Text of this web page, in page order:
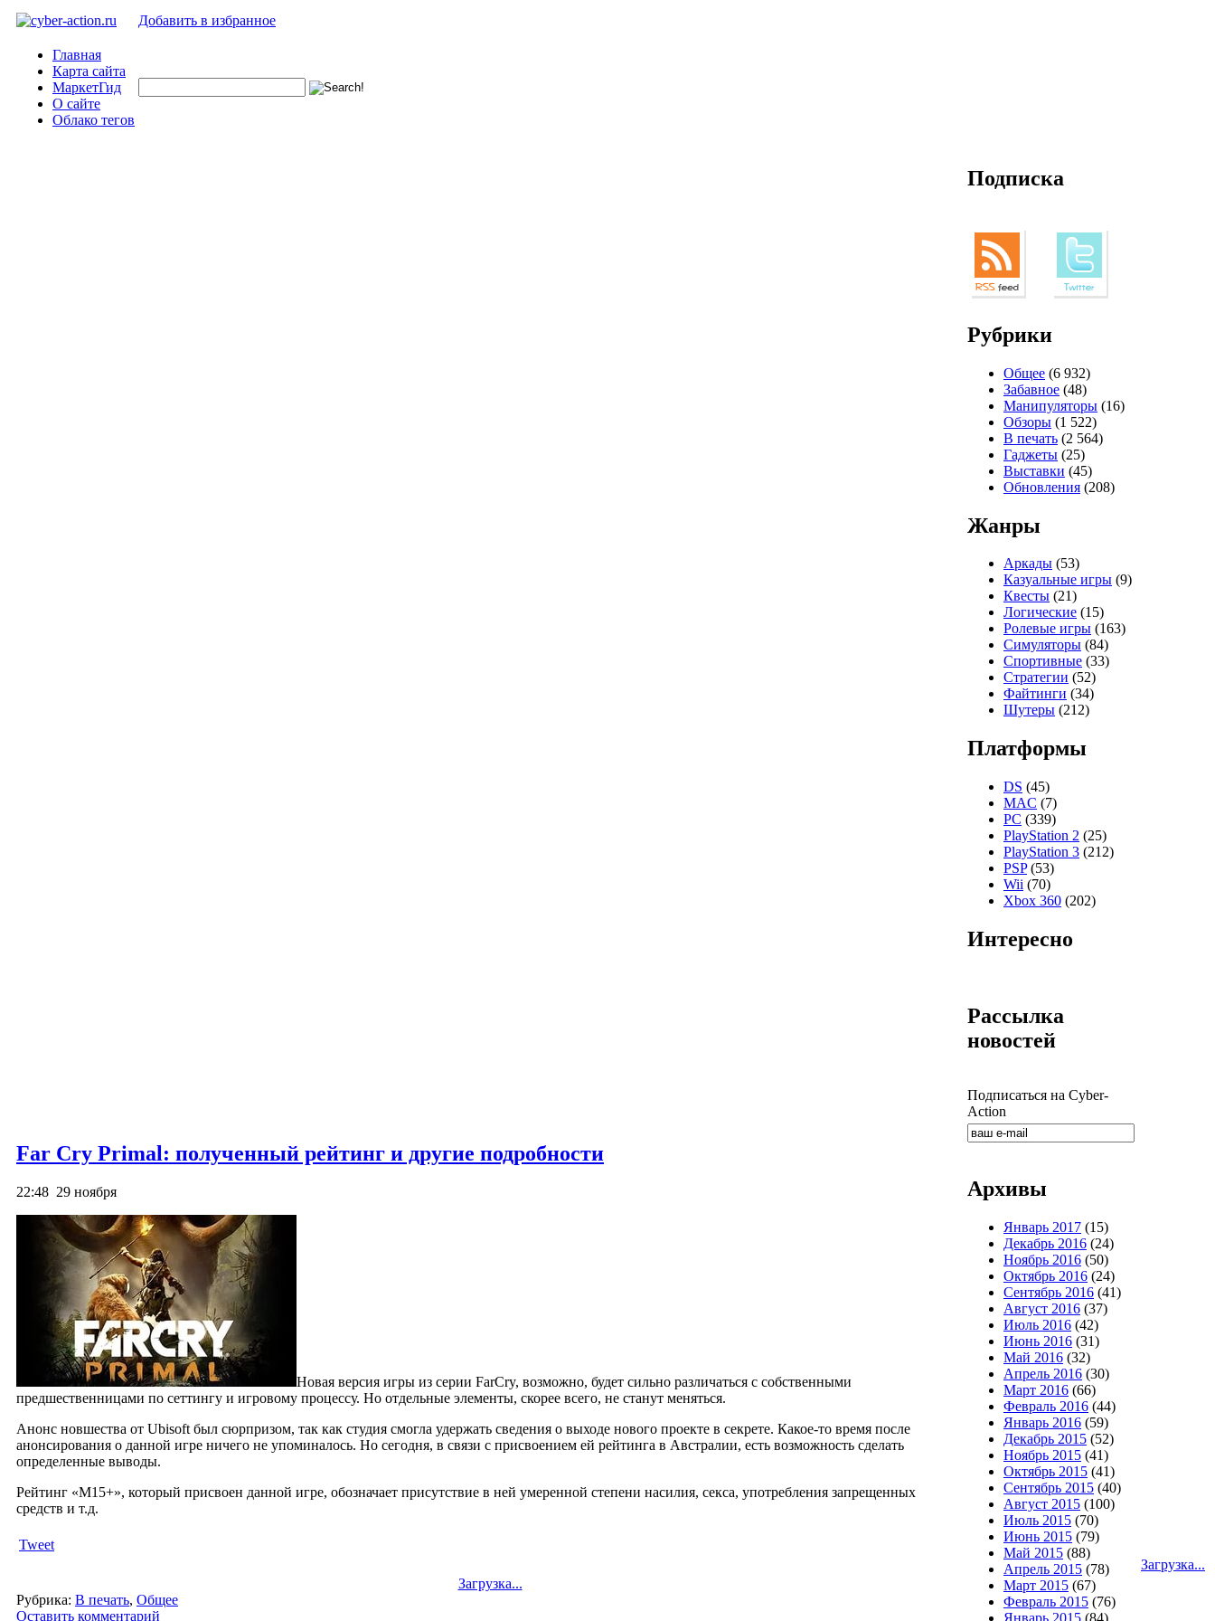
Добавить в избранное
Главная
Карта сайта
МаркетГид
О сайте
Облако тегов
Far Cry Primal: полученный рейтинг и другие подробности
22:48 29 ноября
Новая версия игры из серии FarCry, возможно, будет сильно различаться с собственными
предшественницами по сеттингу и игровому процессу. Но отдельные элементы, скорее всего, не станут меняться.
Анонс новшества от Ubisoft был сюрпризом, так как студия смогла удержать сведения о выходе нового проекте в секрете. Какое-то время после
анонсирования о данной игре ничего не упоминалось. Но сегодня, в связи с присвоением ей рейтинга в Австралии, есть возможность сделать
определенные выводы.
Рейтинг «M15+», который присвоен данной игре, обозначает присутствие в ней умеренной степени насилия, секса, употребления запрещенных
средств и т.д.
Tweet
Загрузка...
Рубрика: В печать, Общее
Оставить комментарий
Подписка
Рубрики
Общее (6 932)
Забавное (48)
Манипуляторы (16)
Обзоры (1 522)
В печать (2 564)
Гаджеты (25)
Выставки (45)
Обновления (208)
Жанры
Аркады (53)
Казуальные игры (9)
Квесты (21)
Логические (15)
Ролевые игры (163)
Симуляторы (84)
Спортивные (33)
Стратегии (52)
Файтинги (34)
Шутеры (212)
Платформы
DS (45)
MAC (7)
PC (339)
PlayStation 2 (25)
PlayStation 3 (212)
PSP(53)
Wii (70)
Xbox 360 (202)
Интересно
Рассылка
новостей
Подписаться на Cyber-
Action
Архивы
Январь 2017 (15)
Декабрь 2016 (24)
Ноябрь 2016 (50)
Октябрь 2016 (24)
Сентябрь 2016 (41)
Август 2016 (37)
Июль 2016 (42)
Июнь 2016 (31)
Май 2016 (32)
Апрель 2016 (30)
Март 2016 (66)
Февраль 2016 (44)
Январь 2016 (59)
Декабрь 2015 (52)
Ноябрь 2015 (41)
Октябрь 2015 (41)
Сентябрь 2015 (40)
Август 2015 (100)
Июль 2015 (70)
Июнь 2015 (79)
Май 2015 (88)
Апрель 2015 (78)
Март 2015 (67)
Февраль 2015 (76)
Январь 2015 (84)
Загрузка...